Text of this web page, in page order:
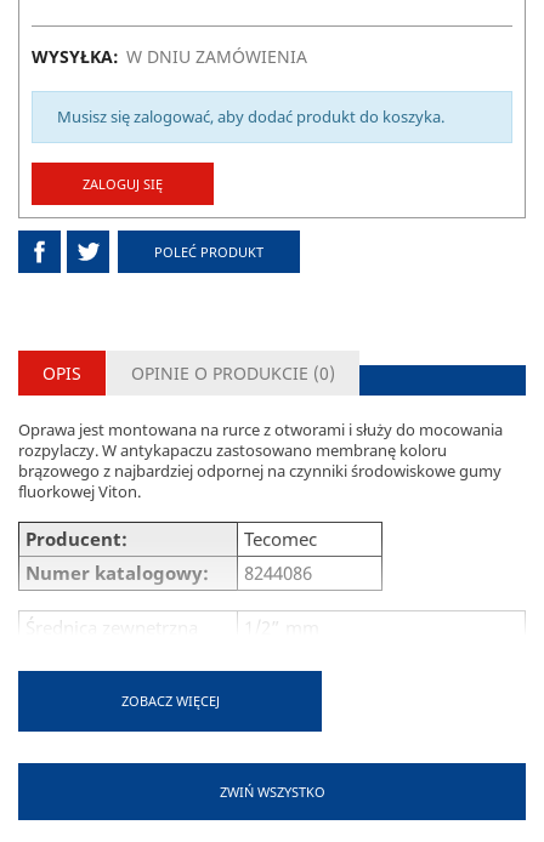
ZWIŃ WSZYSTKO
WYSYŁKA: W DNIU ZAMÓWIENIA
Musisz się zalogować, aby dodać produkt do koszyka.
ZALOGUJ SIĘ
POLEĆ PRODUKT
OPIS OPINIE O PRODUKCIE (0)
Oprawa jest montowana na rurce z otworami i służy do mocowania
rozpylaczy. W antykapaczu zastosowano membranę koloru
brązowego z najbardziej odpornej na czynniki środowiskowe gumy
fluorkowej Viton.
Producent:
Tecomec
Numer katalogowy:
8244086
Średnica zewnętrzna
1/2” mm
Inox
ZOBACZ WIĘCEJ